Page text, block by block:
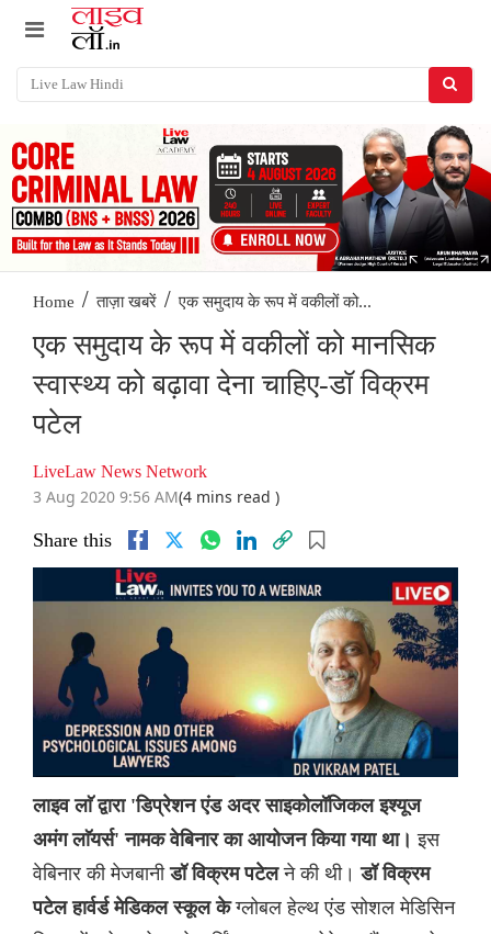
Home / ताज़ा खबरें / एक समुदाय के रूप में वकीलों को...
एक समुदाय के रूप में वकीलों को मानसिक
स्वास्थ्य को बढ़ावा देना चाहिए-डॉ विक्रम
पटेल
LiveLaw News Network
3 Aug 2020 9:56 AM(4 mins read )
Share this
लाइव लाॅ द्वारा 'डिप्रेशन एंड अदर साइकोलॉजिकल इश्यूज
अमंग लाॅयर्स' नामक वेबिनार का आयोजन किया गया था।इस
वेबिनार की मेजबानीडॉ विक्रम पटेलने की थी।डॉ विक्रम
पटेल हार्वर्ड मेडिकल स्कूल केग्लोबल हेल्थ एंड सोशल मेडिसिन